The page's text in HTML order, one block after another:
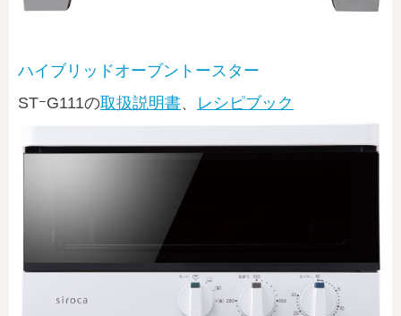
ハイブリッドオーブントースター
STｰG111の取扱説明書、 レシピブック